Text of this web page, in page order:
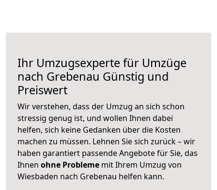
Ihr Umzugsexperte für Umzüge
nach Grebenau Günstig und
Preiswert
Wir verstehen, dass der Umzug an sich schon
stressig genug ist, und wollen Ihnen dabei
helfen, sich keine Gedanken über die Kosten
machen zu müssen. Lehnen Sie sich zurück – wir
haben garantiert passende Angebote für Sie, das
Ihnen ohne Probleme mit Ihrem Umzug von
Wiesbaden nach Grebenau helfen kann.